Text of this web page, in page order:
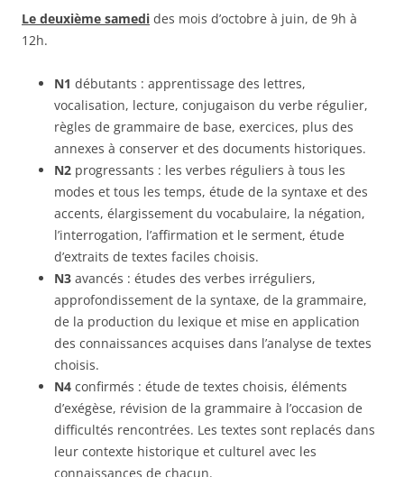
Le deuxième samedi des mois d’octobre à juin, de 9h à
12h.
N1 débutants : apprentissage des lettres,
vocalisation, lecture, conjugaison du verbe régulier,
règles de grammaire de base, exercices, plus des
annexes à conserver et des documents historiques.
N2 progressants : les verbes réguliers à tous les
modes et tous les temps, étude de la syntaxe et des
accents, élargissement du vocabulaire, la négation,
l’interrogation, l’affirmation et le serment, étude
d’extraits de textes faciles choisis.
N3 avancés : études des verbes irréguliers,
approfondissement de la syntaxe, de la grammaire,
de la production du lexique et mise en application
des connaissances acquises dans l’analyse de textes
choisis.
N4 confirmés : étude de textes choisis, éléments
d’exégèse, révision de la grammaire à l’occasion de
difficultés rencontrées. Les textes sont replacés dans
leur contexte historique et culturel avec les
connaissances de chacun.